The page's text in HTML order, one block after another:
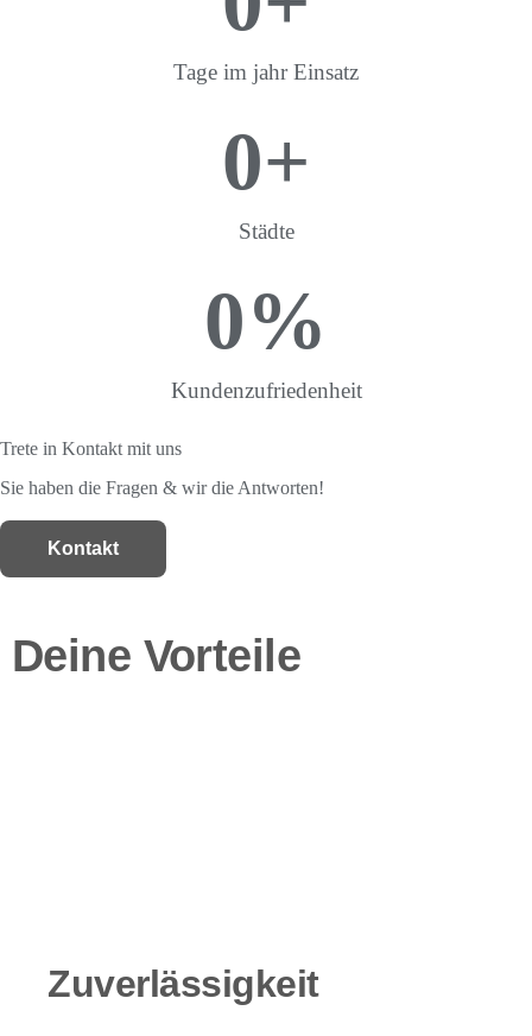
Tage im jahr Einsatz
Städte
0+
Kundenzufriedenheit
0%
Trete in Kontakt mit uns
Sie haben die Fragen & wir die Antworten!
Kontakt
Deine Vorteile
Zuverlässigkeit